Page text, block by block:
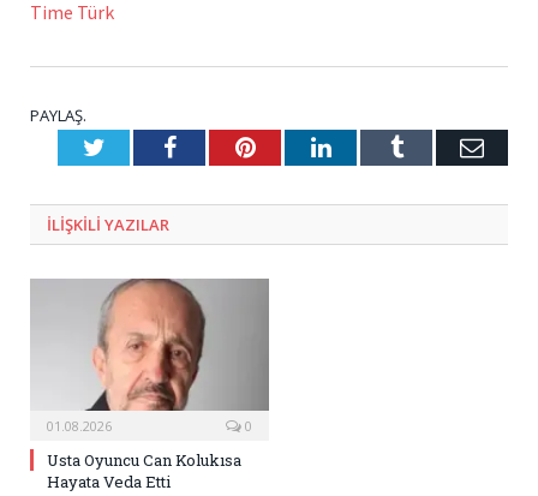
Time Türk
PAYLAŞ.
TwitterFacebookPinterestLinkedInTumblr E-
ILIŞKILI YAZILAR
01.08.2026 0
Usta Oyuncu Can Kolukısa
Hayata Veda Etti